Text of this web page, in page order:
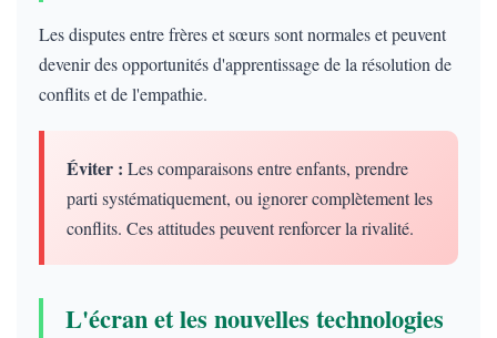
Les disputes entre frères et sœurs sont normales et peuvent
devenir des opportunités d'apprentissage de la résolution de
conflits et de l'empathie.
Éviter : Les comparaisons entre enfants, prendre
parti systématiquement, ou ignorer complètement les
conflits. Ces attitudes peuvent renforcer la rivalité.
L'écran et les nouvelles technologies